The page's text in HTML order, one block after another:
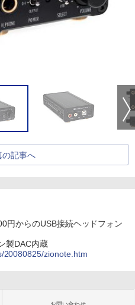
の記事へ
円からのUSB接続ヘッドフォン
製DAC内蔵
20080825/zionote.htm